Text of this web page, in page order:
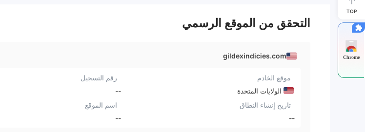
التحقق من الموقع الرسمي
gildexindicies.com
موقع الخادم
الولايات المتحدة
رقم التسجيل
--
تاريخ إنشاء النطاق
--
اسم الموقع
--
TOP
Chrome